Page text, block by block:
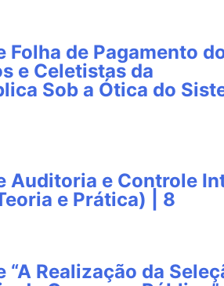
Folha de Pagamento
e Celetistas da
Sob a Ótica do
Auditoria e Controle
e Prática) | 8
Realização da